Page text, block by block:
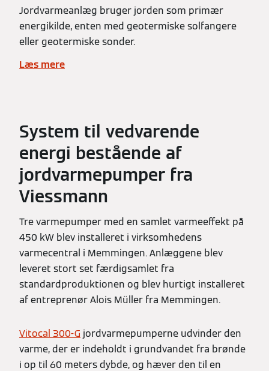
Jordvarmeanlæg bruger jorden som primær
energikilde, enten med geotermiske solfangere
eller geotermiske sonder.
Læs mere
System til vedvarende
energi bestående af
jordvarmepumper fra
Viessmann
Tre varmepumper med en samlet varmeeffekt på
450 kW blev installeret i virksomhedens
varmecentral i Memmingen. Anlæggene blev
leveret stort set færdigsamlet fra
standardproduktionen og blev hurtigt installeret
af entreprenør Alois Müller fra Memmingen.
Vitocal 300-G jordvarmepumperne udvinder den
varme, der er indeholdt i grundvandet fra brønde
i op til 60 meters dybde, og hæver den til en